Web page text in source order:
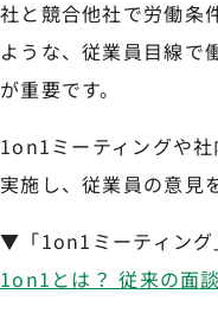
社と競合他社で労働条
ような、従業員目線で
が重要です。
1on1ミーティングや
実施し、従業員の意見
▼「1on1ミーティング
1on1とは？ 従来の面